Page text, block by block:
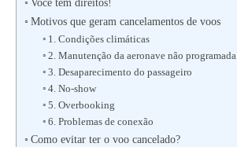
Motivos que geram cancelamentos de voos
1. Condições climáticas
2. Manutenção da aeronave não programada
3. Desaparecimento do passageiro
4. No-show
5. Overbooking
6. Problemas de conexão
Como evitar ter o voo cancelado?